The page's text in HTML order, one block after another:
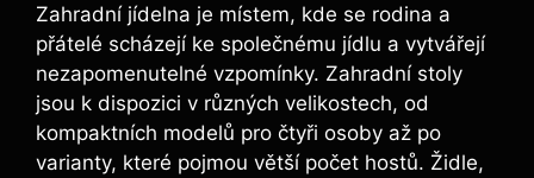
Zahradní jídelna je místem, kde se rodina a
přátelé scházejí ke společnému jídlu a vytvářejí
nezapomenutelné vzpomínky. Zahradní stoly
jsou k dispozici v různých velikostech, od
kompaktních modelů pro čtyři osoby až po
varianty, které pojmou větší počet hostů. Židle,